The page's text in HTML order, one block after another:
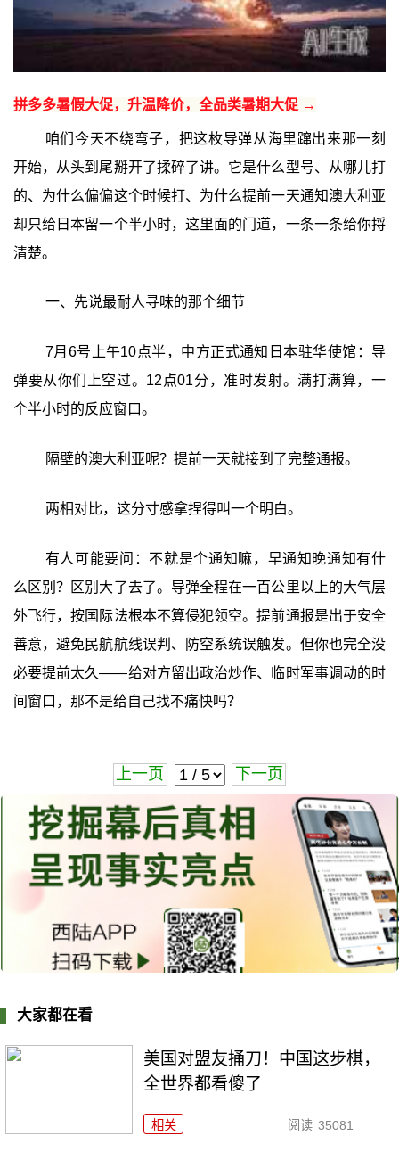
拼多多暑假大促，升温降价，全品类暑期大促 →
咱们今天不绕弯子，把这枚导弹从海里蹿出来那一刻
开始，从头到尾掰开了揉碎了讲。它是什么型号、从哪儿打
的、为什么偏偏这个时候打、为什么提前一天通知澳大利亚
却只给日本留一个半小时，这里面的门道，一条一条给你捋
清楚。
一、先说最耐人寻味的那个细节
7月6号上午10点半，中方正式通知日本驻华使馆：导
弹要从你们上空过。12点01分，准时发射。满打满算，一
个半小时的反应窗口。
隔壁的澳大利亚呢？提前一天就接到了完整通报。
两相对比，这分寸感拿捏得叫一个明白。
有人可能要问：不就是个通知嘛，早通知晚通知有什
么区别？区别大了去了。导弹全程在一百公里以上的大气层
外飞行，按国际法根本不算侵犯领空。提前通报是出于安全
善意，避免民航航线误判、防空系统误触发。但你也完全没
必要提前太久——给对方留出政治炒作、临时军事调动的时
间窗口，那不是给自己找不痛快吗？
上一页 下一页
大家都在看
美国对盟友捅刀！中国这步棋，
全世界都看傻了
相关 阅读 35081